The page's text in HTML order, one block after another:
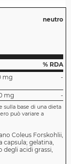
neutro
% RDA
mg -
mg -
sulla base di una dieta
può variare a
Coleus Forskohlii,
capsula; gelatina,
degli acidi grassi,